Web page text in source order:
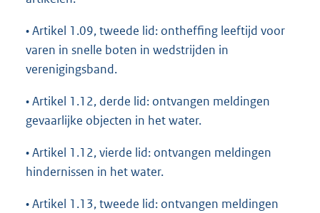
• Artikel 1.09, tweede lid: ontheffing leeftijd voor
varen in snelle boten in wedstrijden in
verenigingsband.
• Artikel 1.12, derde lid: ontvangen meldingen
gevaarlijke objecten in het water.
• Artikel 1.12, vierde lid: ontvangen meldingen
hindernissen in het water.
• Artikel 1.13, tweede lid: ontvangen meldingen